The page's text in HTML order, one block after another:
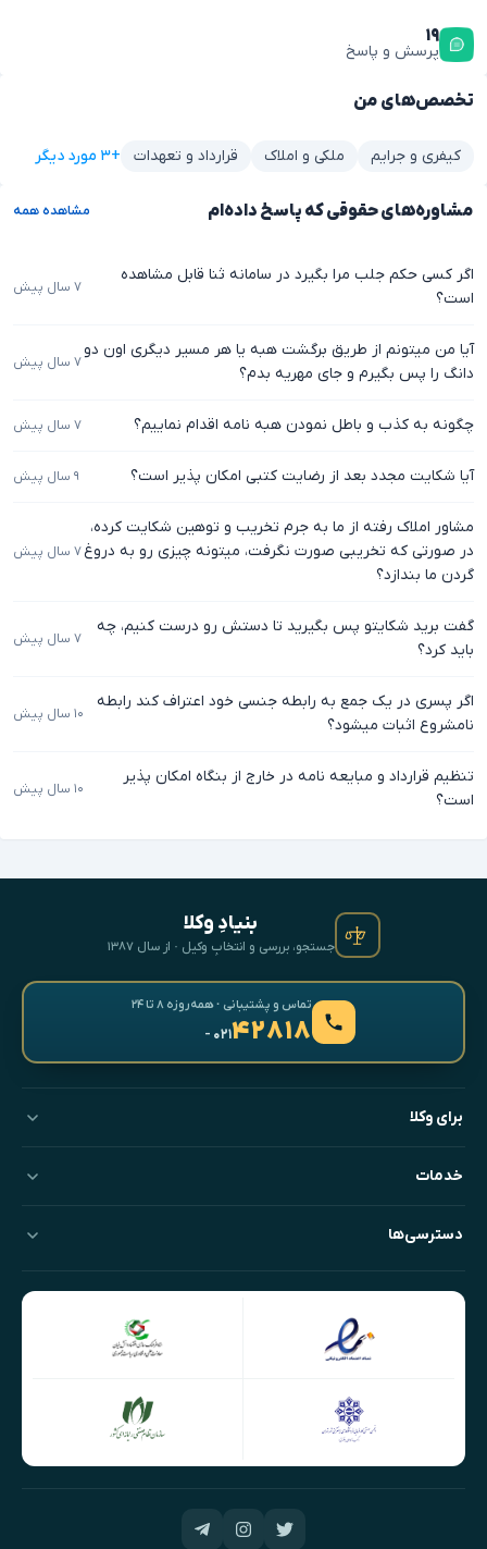
۱۹
پرسش و پاسخ
تخصص‌های من
کیفری و جرایم ملکی و املاک قرارداد و تعهدات +۳ مورد دیگر
مشاوره‌های حقوقی که پاسخ داده‌ام مشاهده همه
اگر کسی حکم جلب مرا بگیرد در سامانه ثنا قابل مشاهده
است؟
۷ سال پیش
آیا من میتونم از طریق برگشت هبه یا هر مسیر دیگری اون دو
دانگ را پس بگیرم و جای مهریه بدم؟
۷ سال پیش
چگونه به کذب و باطل نمودن هبه نامه اقدام نماییم؟ ۷ سال پیش
آیا شکایت مجدد بعد از رضایت کتبی امکان پذیر است؟ ۹ سال پیش
مشاور املاک رفته از ما به جرم تخریب و توهین شکایت کرده،
در صورتی که تخریبی صورت نگرفت، میتونه چیزی رو به دروغ
گردن ما بندازد؟
۷ سال پیش
گفت برید شکایتو پس بگیرید تا دستش رو درست کنیم، چه
باید کرد؟
۷ سال پیش
اگر پسری در یک جمع به رابطه جنسی خود اعتراف کند رابطه
نامشروع اثبات میشود؟
۱۰ سال پیش
تنظیم قرارداد و مبایعه نامه در خارج از بنگاه امکان پذیر
است؟
۱۰ سال پیش
بنیادِ وکلا
جستجو، بررسی و انتخابِ وکیل · از سال ۱۳۸۷
تماس و پشتیبانی · همه‌روزه ۸ تا ۲۴
۴۲۸۱۸- ۰۲۱
برای وکلا
خدمات
دسترسی‌ها